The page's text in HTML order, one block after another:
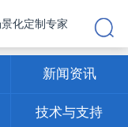
化定制专家
新闻资讯
技术与支持